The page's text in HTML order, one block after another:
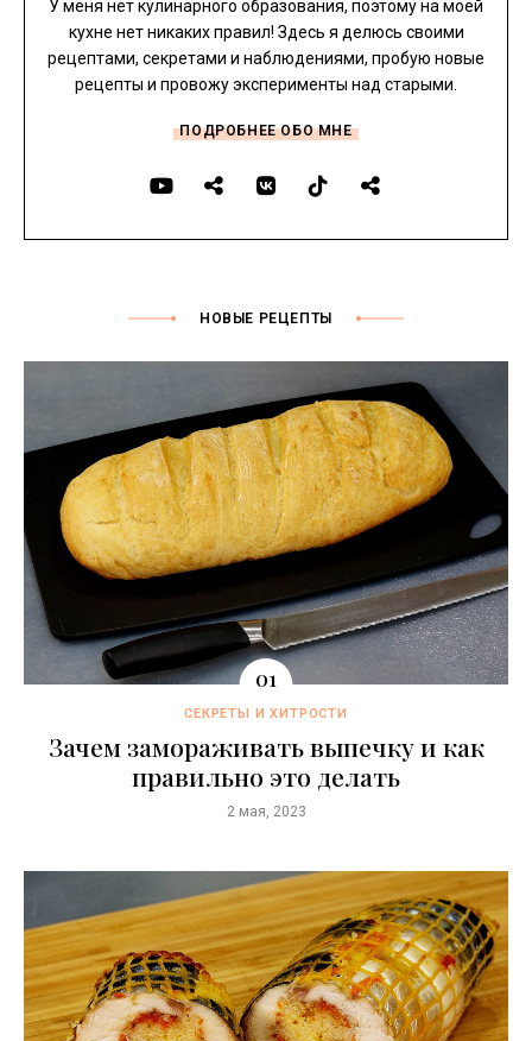
У меня нет кулинарного образования, поэтому на моей
кухне нет никаких правил! Здесь я делюсь своими
рецептами, секретами и наблюдениями, пробую новые
рецепты и провожу эксперименты над старыми.
ПОДРОБНЕЕ ОБО МНЕ
НОВЫЕ РЕЦЕПТЫ
СЕКРЕТЫ И ХИТРОСТИ
Зачем замораживать выпечку и как
правильно это делать
2 мая, 2023